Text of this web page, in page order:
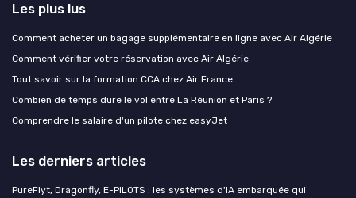
Les plus lus
Comment acheter un bagage supplémentaire en ligne avec Air Algérie
Comment vérifier votre réservation avec Air Algérie
Tout savoir sur la formation CCA chez Air France
Combien de temps dure le vol entre La Réunion et Paris ?
Comprendre le salaire d'un pilote chez easyJet
Les derniers articles
PureFlyt, Dragonfly, E-PILOTS : les systèmes d'IA embarquée qui